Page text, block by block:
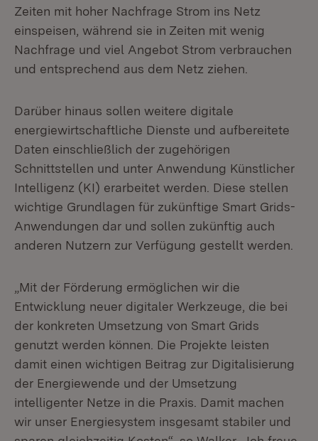
Zeiten mit hoher Nachfrage Strom ins Netz
einspeisen, während sie in Zeiten mit wenig
Nachfrage und viel Angebot Strom verbrauchen
und entsprechend aus dem Netz ziehen.
Darüber hinaus sollen weitere digitale
energiewirtschaftliche Dienste und aufbereitete
Daten einschließlich der zugehörigen
Schnittstellen und unter Anwendung Künstlicher
Intelligenz (KI) erarbeitet werden. Diese stellen
wichtige Grundlagen für zukünftige Smart Grids-
Anwendungen dar und sollen zukünftig auch
anderen Nutzern zur Verfügung gestellt werden.
„Mit der Förderung ermöglichen wir die
Entwicklung neuer digitaler Werkzeuge, die bei
der konkreten Umsetzung von Smart Grids
genutzt werden können. Die Projekte leisten
damit einen wichtigen Beitrag zur Digitalisierung
der Energiewende und der Umsetzung
intelligenter Netze in die Praxis. Damit machen
wir unser Energiesystem insgesamt stabiler und